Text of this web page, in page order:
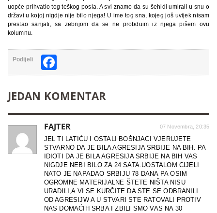
uopće prihvatio tog teškog posla. A svi znamo da su šehidi umirali u snu o
državi u kojoj nigdje nije bilo njega! U ime tog sna, kojeg još uvijek nisam
prestao sanjati, sa zebnjom da se ne probduim iz njega pišem ovu
kolumnu.
Podijeli
JEDAN KOMENTAR
FAJTER 07 Novembra, 20:35
JEL TI LATIĆU I OSTALI BOŠNJACI VJERUJETE
STVARNO DA JE BILA AGRESIJA SRBIJE NA BIH. PA
IDIOTI DA JE BILA AGRESIJA SRBIJE NA BIH VAS
NIGDJE NEBI BILO ZA 24 SATA.UOSTALOM CIJELI
NATO JE NAPADAO SRBIJU 78 DANA PA OSIM
OGROMNE MATERIJALNE ŠTETE NIŠTA NISU
URADILI,A VI SE KURČITE DA STE SE ODBRANILI
OD AGRESIJW A U STVARI STE RATOVALI PROTIV
NAS DOMAĆIH SRBA I ZBILI SMO VAS NA 30